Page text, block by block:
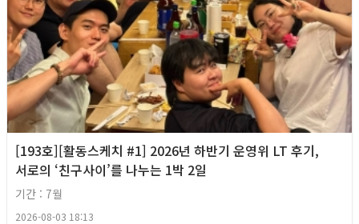
[193호][활동스케치 #1] 2026년 하반기 운영위 LT 후기,
서로의 ‘친구사이’를 나누는 1박 2일
기간 : 7월
2026-08-03 18:13